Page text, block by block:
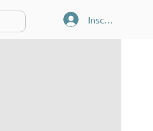
Inscription/